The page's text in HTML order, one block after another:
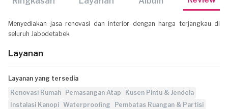
Menyediakan jasa renovasi dan interior dengan harga terjangkau di
seluruh Jabodetabek
Layanan
Layanan yang tersedia
Renovasi Rumah
Pemasangan Atap
Kusen Pintu & Jendela
Instalasi Kanopi Waterproofing
Pembatas Ruangan & Partisi